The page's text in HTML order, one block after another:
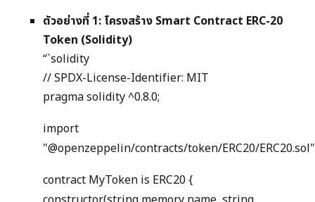
ตัวอย่างที่ 1: โครงสร้าง Smart Contract ERC-20
Token (Solidity)
“`solidity
// SPDX-License-Identifier: MIT
pragma solidity ^0.8.0;
import
"@openzeppelin/contracts/token/ERC20/
contract MyToken is ERC20 {